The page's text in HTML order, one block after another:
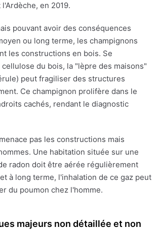
en 2019.
pouvant avoir des conséquences
ou long terme, les champignons
les constructions en bois. Se
du bois, la "lèpre des maisons"
peut fragiliser des structures
Ce champignon prolifère dans le
cachés, rendant le diagnostic
pas les constructions mais
Une habitation située sur une
radon doit être aérée régulièrement
à long terme, l'inhalation de ce gaz peut
du poumon chez l'homme.
majeurs non détaillée et non